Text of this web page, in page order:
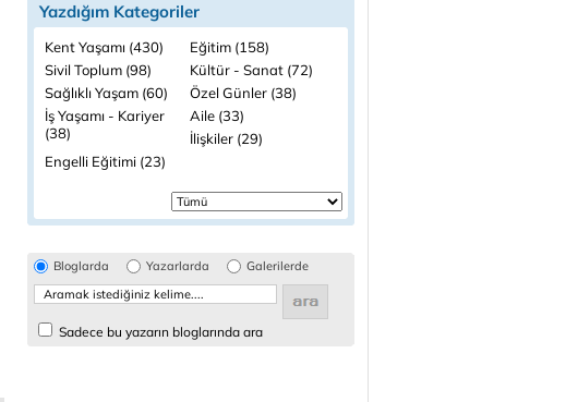
Yazdığım Kategoriler
Kent Yaşamı (430)
Eğitim (158)
Sivil Toplum (98)
Kültür - Sanat (72)
Sağlıklı Yaşam (60)
Özel Günler (38)
İş Yaşamı - Kariyer
(38)
Aile (33)
İlişkiler (29)
Engelli Eğitimi (23)
Bloglarda Yazarlarda Galerilerde
Sadece bu yazarın bloglarında ara